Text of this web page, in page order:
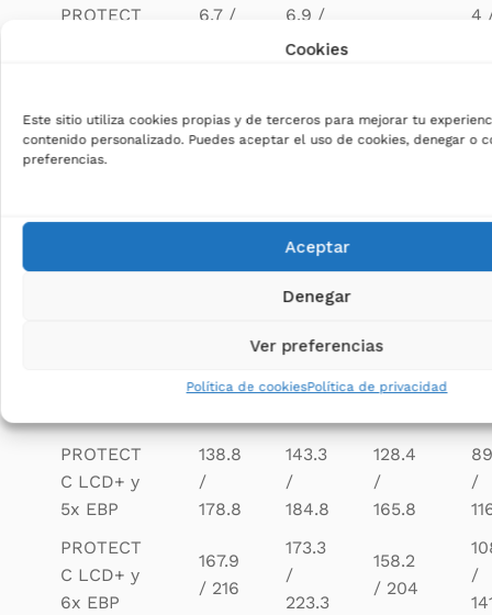
Cookies
Este sitio utiliza cookies propias y de terceros para mejorar tu
contenido personalizado. Puedes aceptar el uso de cookies, denegar o
preferencias.
Aceptar
Denegar
Ver preferencias
Política de cookiesPolítica de privacidad
PROTECT
6.7 /
6.9 /
9.6
4
1x EBP
38.5
40
23.8
2x EBP
74.3
PROTECT
82.2
84.9
/
/
/
PROTECT
C LCD+ y
5x EBP
138.8
/
178.8
143.3
/
184.8
128.4
/
165.8
/
PROTECT
C LCD+ y
6x EBP
167.9
/ 216
173.3
/
223.3
158.2
/ 204
/